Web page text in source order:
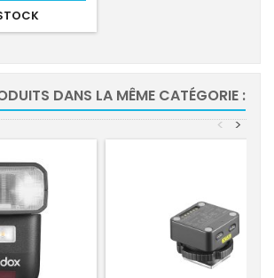
DANS LA MÊME CATÉGORIE :
>
<